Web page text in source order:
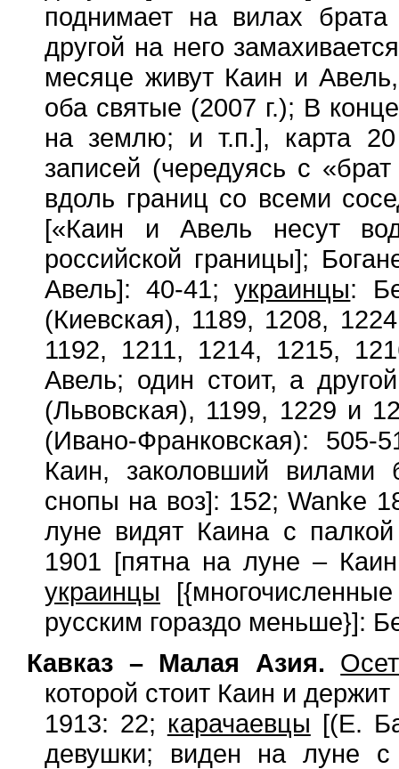
поднимает на вилах
другой на него
месяце живут Каин и
оба святые (2007 г.); В
на землю; и т.п.], карта
записей (чередуясь с
вдоль границ со всеми
[«Каин и Авель несут
российской границы];
Авель]: 40-41;украинцы:
(Киевская), 1189, 1208,
1192, 1211, 1214, 1215,
Авель; один стоит, а
(Львовская), 1199, 1229 и
(Ивано-Франковская):
Каин, заколовший вилами
снопы на воз]: 152; Wanke
луне видят Каина с
1901 [пятна на луне –
украинцы
русским гораздо меньше}]:
Кавказ – Малая Азия.
которой стоит Каин и
1913: 22; карачаевцы [(Е.
девушки; виден на луне